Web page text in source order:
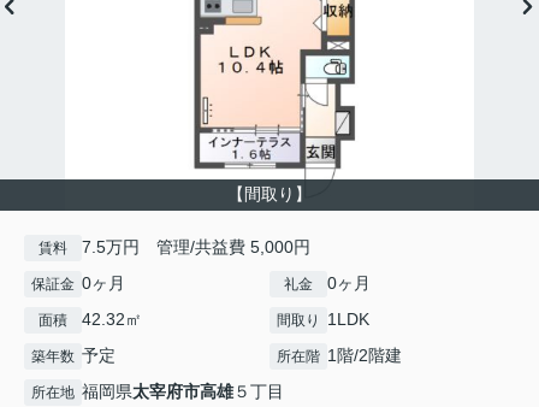
【間取り】
賃料 7.5万円 管理/共益費 5,000円
保証金 0ヶ月 礼金 0ヶ月
面積 42.32㎡ 間取り 1LDK
築年数 予定 所在階 1階/2階建
所在地 福岡県太宰府市高雄５丁目